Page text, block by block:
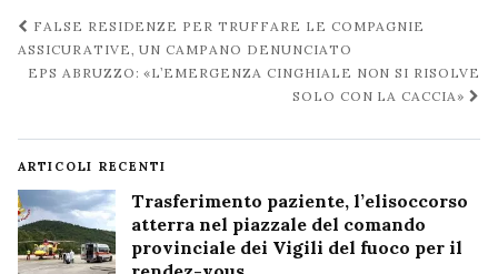
Navigazione
post
FALSE RESIDENZE PER TRUFFARE LE COMPAGNIE
ASSICURATIVE, UN CAMPANO DENUNCIATO
EPS ABRUZZO: «L’EMERGENZA CINGHIALE NON SI RISOLVE
SOLO CON LA CACCIA»
ARTICOLI RECENTI
Trasferimento paziente, l’elisoccorso
atterra nel piazzale del comando
provinciale dei Vigili del fuoco per il